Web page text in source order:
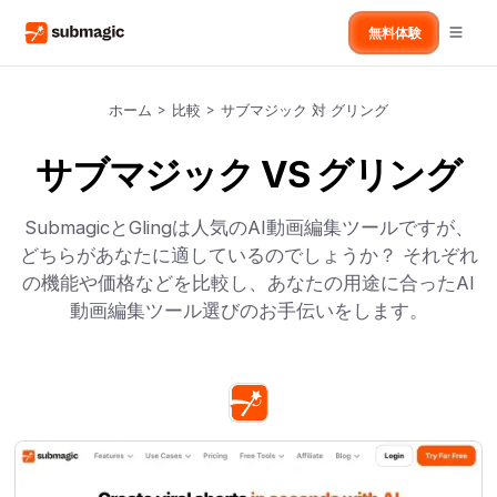
無料体験
ホーム > 比較 > サブマジック 対 グリング
サブマジック VS グリング
SubmagicとGlingは人気のAI動画編集ツールですが、
どちらがあなたに適しているのでしょうか？ それぞれ
の機能や価格などを比較し、あなたの用途に合ったAI
動画編集ツール選びのお手伝いをします。